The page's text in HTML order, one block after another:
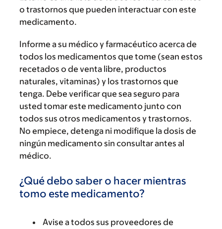
o trastornos que pueden interactuar con este
medicamento.
Informe a su médico y farmacéutico acerca de
todos los medicamentos que tome (sean estos
recetados o de venta libre, productos
naturales, vitaminas) y los trastornos que
tenga. Debe verificar que sea seguro para
usted tomar este medicamento junto con
todos sus otros medicamentos y trastornos.
No empiece, detenga ni modifique la dosis de
ningún medicamento sin consultar antes al
médico.
¿Qué debo saber o hacer mientras
tomo este medicamento?
Avise a todos sus proveedores de